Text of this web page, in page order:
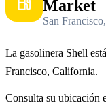
Market
San
La gasolinera Shell
Francisco, California.
Consulta su ubicación